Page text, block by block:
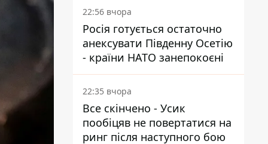
22:56 вчора
Росія готується остаточно
анексувати Південну Осетію
- країни НАТО занепокоєні
22:35 вчора
Все скінчено - Усик
пообіцяв не повертатися на
ринг після наступного бою